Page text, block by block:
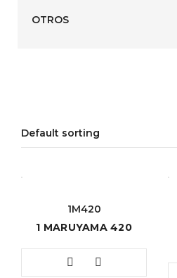
OTROS
Default sorting
1M420
1 MARUYAMA 420